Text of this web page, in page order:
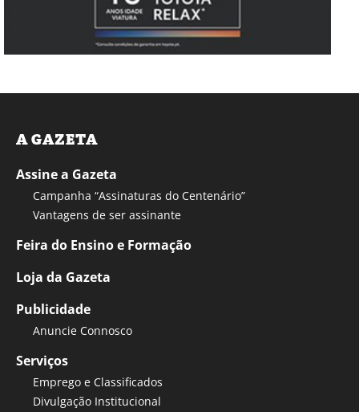
A GAZETA
Assine a Gazeta
Campanha “Assinaturas do Centenário”
Vantagens de ser assinante
Feira do Ensino e Formação
Loja da Gazeta
Publicidade
Anuncie Connosco
Serviços
Emprego e Classificados
Divulgação Institucional